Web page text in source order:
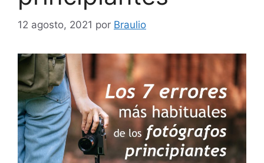
12 agosto, 2021 por Braulio